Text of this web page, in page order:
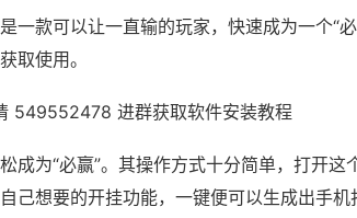
一款可以让一直输的玩家，快速成为一个“
取使用。
549552478 进群获取软件安装教程
成为“必赢”。其操作方式十分简单，打开这
己想要的开挂功能，一键便可以生成出手